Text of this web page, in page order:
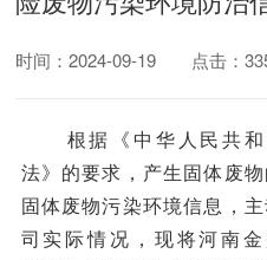
时间：2024-09-19 点击：
根据《中华人民共
法》的要求，产生固体废
固体废物污染环境信息，
司实际情况， 现将河南